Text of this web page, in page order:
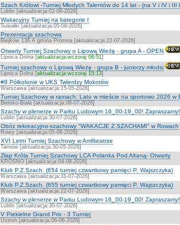
Szach Królowi -Turniej Młodych Talentów do 14 lat - (na V i IV i III
Lublin [aktualizacja:02-08-2026]
Wakacyjny Turniej na kategorie I
Suwałki [aktualizacja:05-08-2026]
Prezentacja szachowa
Biejków 136 A gmina Promna [aktualizacja:22-07-2026]
Otwarty Turniej Szachowy o Lipową Wieżę - grupa A - OPEN
Lipnica Dolna [aktualizacja:wczoraj 06:51]
Turniej szachowy o Lipową Wieżę - grupa B - juniorzy młodsi
Lipnica Dolna [aktualizacja:wczoraj 15:13]
#8 Półkolonie w UKS Twierdzy Mokotów
Warszawa [aktualizacja:15-05-2026]
Turniej Szachowy w ramach: Lato w mieście na sportowo 2026 w
Bielsko-Biała [aktualizacja:08-07-2026]
Szachy w plenerze w Parku Ludowym 16_00-19_00! Zapraszamy!
Lublin [aktualizacja:30-07-2026]
Obóz rekreacyjno-szachowy "WAKACJE Z SZACHAMI" w Rowach
Rowy [aktualizacja:05-08-2026]
XVI Letni Turniej Szachowy w Amfiteatrze
Tarnów [aktualizacja:30-05-2026]
Złap Króla Turniej Szachowy LCA Polanka Pod Altaną- Otwarty
KROSNO [aktualizacja:04-08-2026]
Klub P.Z.Szach. (654 turniej czwartkowy pamięci P. Wajszczyka)
Warszawa [aktualizacja:31-07-2026]
Klub P.Z.Szach. (655 turniej czwartkowy pamięci P. Wajszczyka)
Warszawa [aktualizacja:22-07-2026]
Szachy w plenerze w Parku Ludowym 16_00-19_00! Zapraszamy!
Lublin [aktualizacja:30-07-2026]
V Piekielne Grand Prix - 3 Turniej
Ustroń [aktualizacja:06-06-2026]